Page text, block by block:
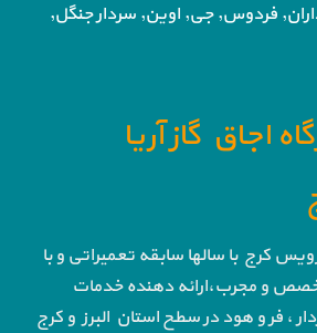
فردوس, جی, اوین, سردار جنگل,
اجاق گاز آریا
کرج با سالها سابقه تعمیراتی و با
و مجرب،ارائه دهنده خدمات
، فر و هود در سطح استان البرز و کرج